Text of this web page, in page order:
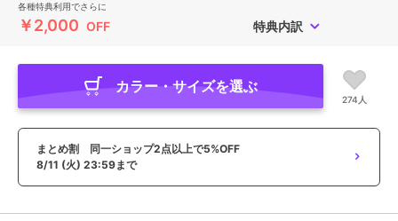
各種特典利用でさらに
￥2,000 OFF 特典内訳
カラー・サイズを選ぶ
274人
まとめ割 同一ショップ2点以上で5%OFF
8/11 (火) 23:59まで